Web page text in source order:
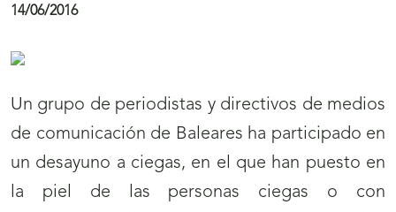
14/06/2016
Un grupo de periodistas y directivos de medios
de comunicación de Baleares ha participado en
un desayuno a ciegas, en el que han puesto en
la piel de las personas ciegas o con